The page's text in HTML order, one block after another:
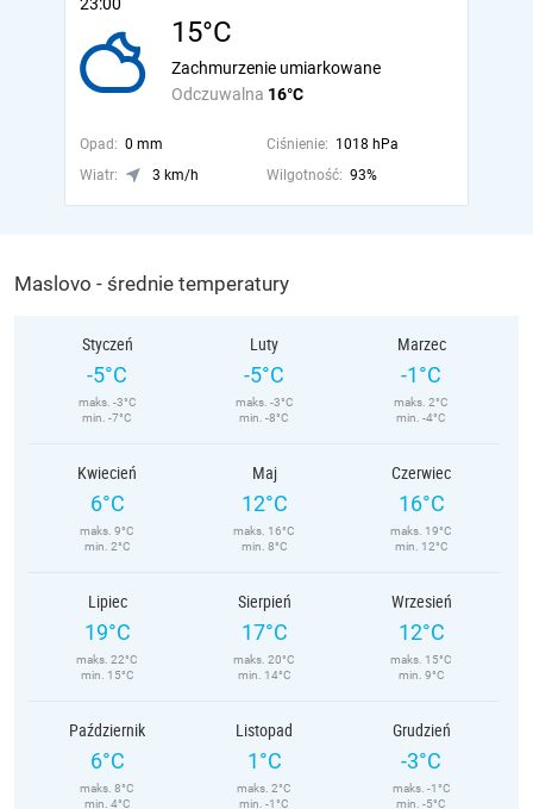
15°C
Odczuwalna 16°C
Zachmurzenie umiarkowane
Opad: 0 mm Ciśnienie: 1018 hPa
Wiatr:
3 km/h Wilgotność: 93%
Maslovo - średnie temperatury
Styczeń
-5°C
maks. -3°C
min. -7°C
Luty
-5°C
maks. -3°C
min. -8°C
Marzec
-1°C
maks. 2°C
min. -4°C
Kwiecień
6°C
maks. 9°C
min. 2°C
Maj
12°C
maks. 16°C
min. 8°C
Czerwiec
16°C
maks. 19°C
min. 12°C
Lipiec
19°C
maks. 22°C
min. 15°C
Sierpień
17°C
maks. 20°C
min. 14°C
Wrzesień
12°C
maks. 15°C
min. 9°C
Październik
6°C
maks. 8°C
min. 4°C
Listopad
1°C
maks. 2°C
min. -1°C
Grudzień
-3°C
maks. -1°C
min. -5°C